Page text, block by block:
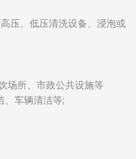
压、低压清洗设备、浸泡或
场所、市政公共设施等
、车辆清洁等;